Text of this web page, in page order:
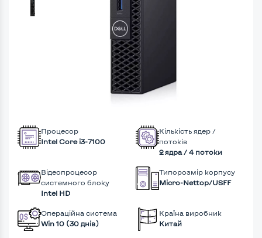
Процесор
Intel Core i3-7100
Кількість ядер /
потоків
2 ядра / 4 потоки
Відеопроцесор
системного блоку
Intel HD
Типорозмір корпусу
Micro-Nettop/USFF
Операційна система
Win 10 (30 днів)
Країна виробник
Китай